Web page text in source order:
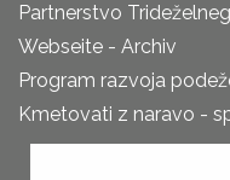
Partnerstvo
Webseite - Archiv
Program razvoja
Kmetovati z naravo -